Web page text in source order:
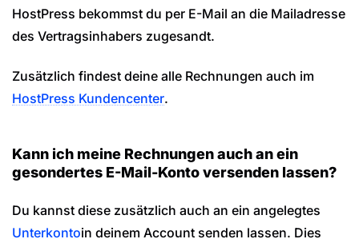
HostPress bekommst du per E-Mail an die Mailadresse
des Vertragsinhabers zugesandt.
Zusätzlich findest deine alle Rechnungen auch im
HostPress Kundencenter.
Kann ich meine Rechnungen auch an ein
gesondertes E-Mail-Konto versenden lassen?
Du kannst diese zusätzlich auch an ein angelegtes
Unterkontoin deinem Account senden lassen. Dies